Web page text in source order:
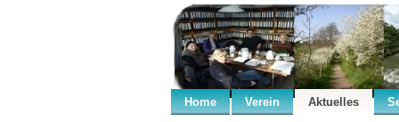
Home Verein Aktuelles